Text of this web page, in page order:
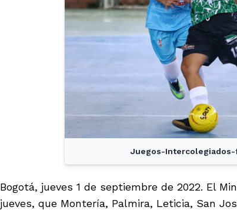
Juegos-
Bogotá, jueves 1 de septiembre de 2022. El
jueves, que Montería, Palmira, Leticia, San